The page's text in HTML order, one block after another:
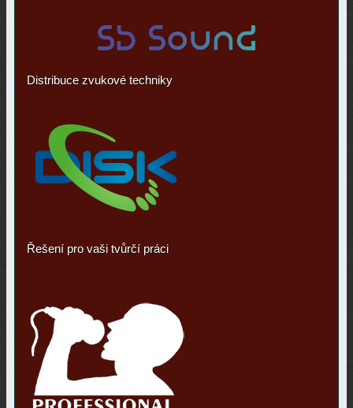
Distribuce zvukové techniky
Řešení pro vaši tvůrčí práci